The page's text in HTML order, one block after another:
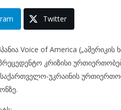
Twitter
Voice of America („ამერიკის
კრიზისი
უკრაინის